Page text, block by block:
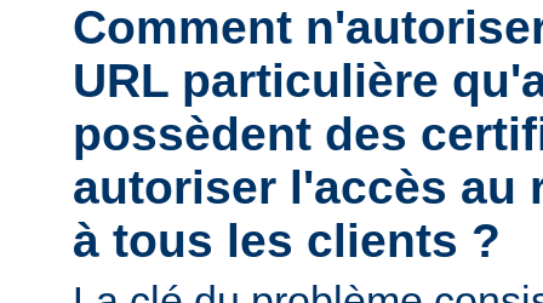
Comment
URL particulière
possèdent des
autoriser l'accès au
à tous les clients ?